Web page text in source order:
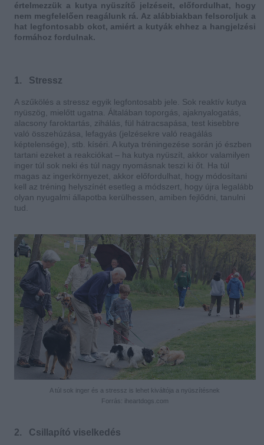
értelmezzük a kutya nyüszítő jelzéseit, előfordulhat, hogy
nem megfelelően reagálunk rá. Az alábbiakban felsoroljuk a
hat legfontosabb okot, amiért a kutyák ehhez a hangjelzési
formához fordulnak.
1. Stressz
A szűkölés a stressz egyik legfontosabb jele. Sok reaktív kutya
nyüszög, mielőtt ugatna. Általában toporgás, ajaknyalogatás,
alacsony faroktartás, zihálás, fül hátracsapása, test kisebbre
való összehúzása, lefagyás (jelzésekre való reagálás
képtelensége), stb. kíséri. A kutya tréningezése során jó észben
tartani ezeket a reakciókat – ha kutya nyüszít, akkor valamilyen
inger túl sok neki és túl nagy nyomásnak teszi ki őt. Ha túl
magas az ingerkörnyezet, akkor előfordulhat, hogy módosítani
kell az tréning helyszínét esetleg a módszert, hogy újra legalább
olyan nyugalmi állapotba kerülhessen, amiben fejlődni, tanulni
tud.
A túl sok inger és a stressz is lehet kiváltója a nyüszítésnek
Forrás: iheartdogs.com
2. Csillapító viselkedés